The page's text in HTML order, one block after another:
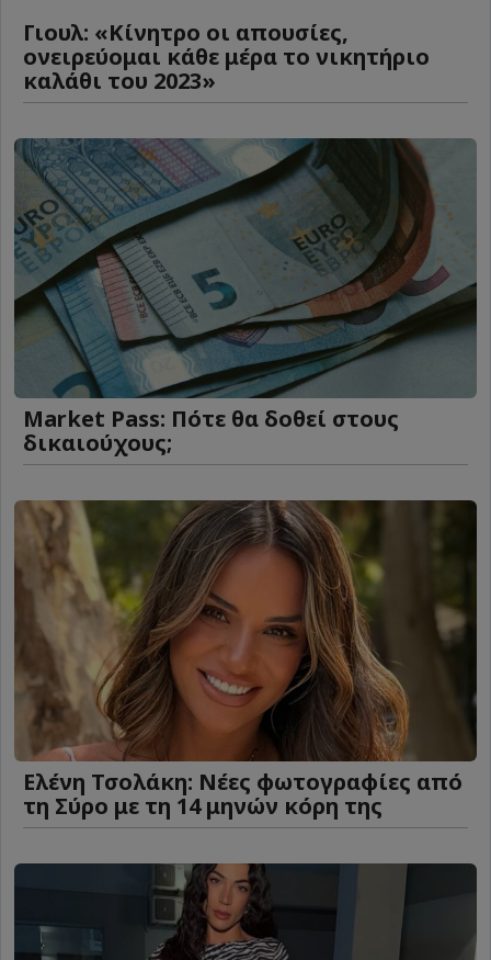
Γιουλ: «Κίνητρο οι απουσίες,
ονειρεύομαι κάθε μέρα το νικητήριο
καλάθι του 2023»
Market Pass: Πότε θα δοθεί στους
δικαιούχους;
Ελένη Τσολάκη: Νέες φωτογραφίες από
τη Σύρο με τη 14 μηνών κόρη της